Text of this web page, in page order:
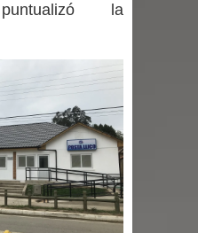
de Curicó apuesta a la
interactivas del
Social y Familia
el Fondo
la